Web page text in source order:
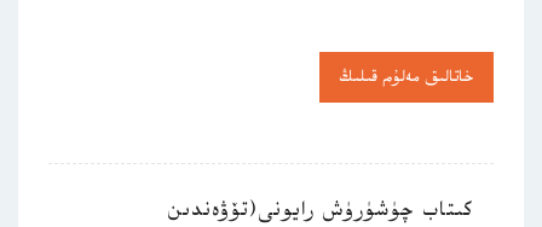
خاتالىق مەلۇم قىلىڭ
كىتاب چۈشۈرۈش رايونى(تۆۋەندىن